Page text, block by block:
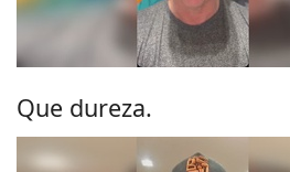
Que dureza.